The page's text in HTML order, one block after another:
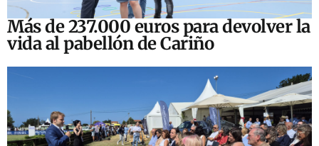
Más de 237.000 euros para devolver la
vida al pabellón de Cariño